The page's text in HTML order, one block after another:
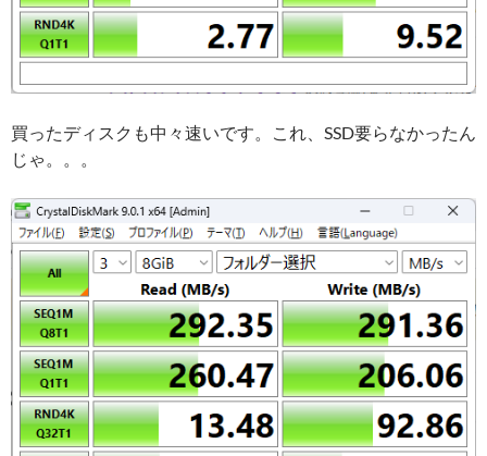
買ったディスクも中々速いです。これ、SSD要らなかったん
じゃ。。。